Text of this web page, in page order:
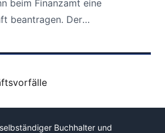
beim Finanzamt eine
beantragen. Der
Buchhalter und